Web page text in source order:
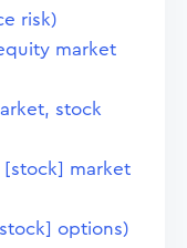
risk)
market
stock
[stock] market
options)